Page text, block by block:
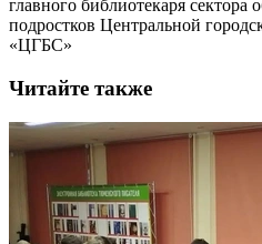
главного библиотекаря сектора
подростков Центральной
«ЦГБС»
Читайте также